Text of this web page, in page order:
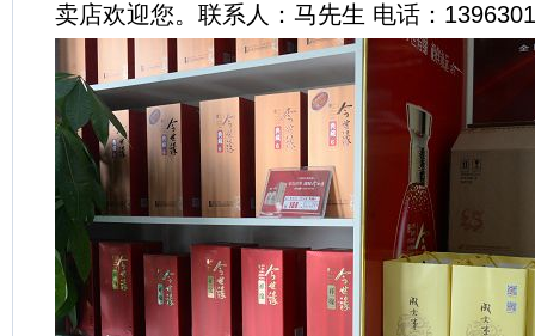
卖店欢迎您。联系人：马先生 电话：